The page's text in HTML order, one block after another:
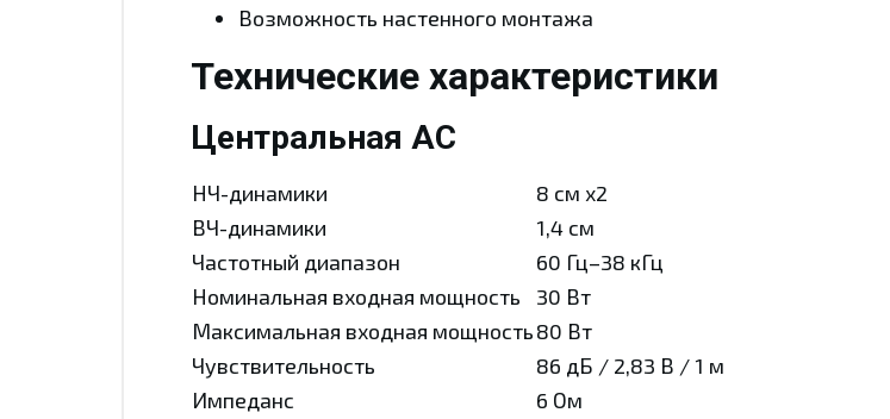
Возможность настенного монтажа
Технические характеристики
Центральная АС
НЧ-динамики
8 см x2
ВЧ-динамики
1,4 см
Частотный диапазон
60 Гц–38 кГц
Номинальная входная мощность
30 Вт
Максимальная входная мощность80 Вт
Чувствительность
86 дБ / 2,83 В / 1 м
Импеданс
6 Ом